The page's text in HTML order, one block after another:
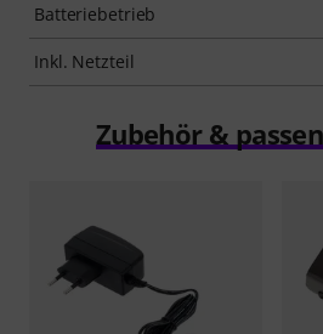
Batteriebetrieb
Inkl. Netzteil
Zubehör &